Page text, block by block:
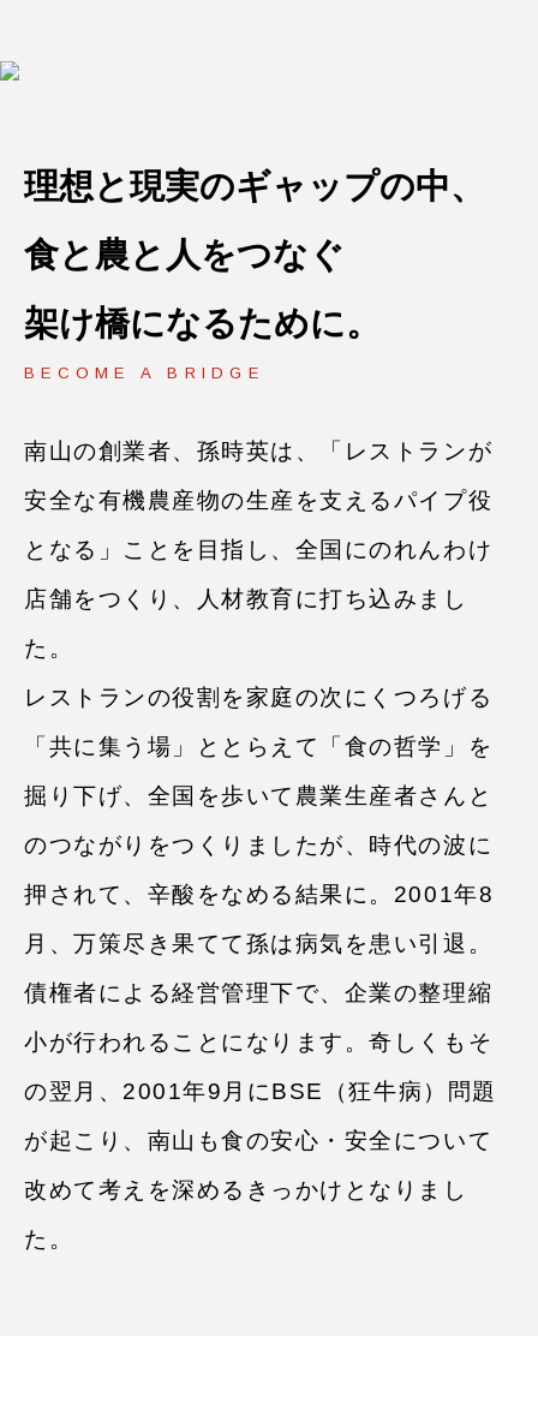
理想と現実のギャップの中、
⾷と農と⼈をつなぐ
架け橋になるために。
BECOME A BRIDGE
南⼭の創業者、孫時英は、「レストランが
安全な有機農産物の⽣産を⽀えるパイプ役
となる」ことを⽬指し、全国にのれんわけ
店舗をつくり、⼈材教育に打ち込みまし
た。
レストランの役割を家庭の次にくつろげる
「共に集う場」ととらえて「⾷の哲学」を
掘り下げ、全国を歩いて農業⽣産者さんと
のつながりをつくりましたが、時代の波に
押されて、⾟酸をなめる結果に。2001年8
月、万策尽き果てて孫は病気を患い引退。
債権者による経営管理下で、企業の整理縮
小が行われることになります。奇しくもそ
の翌月、2001年9月にBSE（狂牛病）問題
が起こり、南山も⾷の安⼼・安全について
改めて考えを深めるきっかけとなりまし
た。